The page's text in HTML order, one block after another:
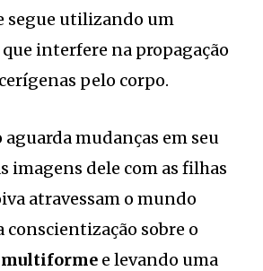
segue utilizando um
interfere na propagação
pelo corpo.
mudanças em seu
imagens dele com as filhas
atravessam o mundo
conscientização sobre o
e levando uma